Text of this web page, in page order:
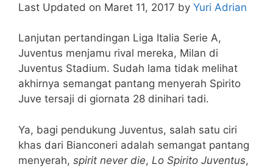
Last Updated on Maret 11, 2017 by Yuri Adrian
Lanjutan pertandingan Liga Italia Serie A,
Juventus menjamu rival mereka, Milan di
Juventus Stadium. Sudah lama tidak melihat
akhirnya semangat pantang menyerah Spirito
Juve tersaji di giornata 28 dinihari tadi.
Ya, bagi pendukung Juventus, salah satu ciri
khas dari Bianconeri adalah semangat pantang
menyerah, spirit never die, Lo Spirito Juventus,